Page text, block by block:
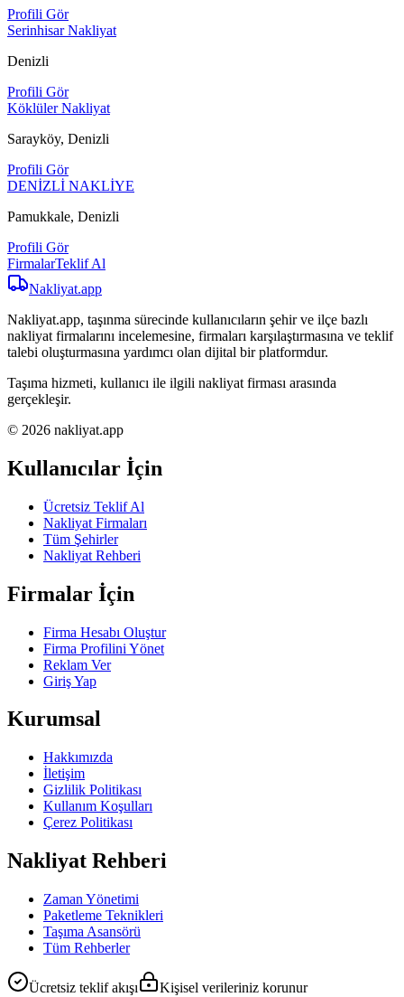
Profili Gör
Serinhisar Nakliyat
Denizli
Profili Gör
Köklüler Nakliyat
Sarayköy, Denizli
Profili Gör
DENİZLİ NAKLİYE
Pamukkale, Denizli
Profili Gör
FirmalarTeklif Al
Nakliyat.app
Nakliyat.app, taşınma sürecinde kullanıcıların şehir ve ilçe bazlı
nakliyat firmalarını incelemesine, firmaları karşılaştırmasına ve teklif
talebi oluşturmasına yardımcı olan dijital bir platformdur.
Taşıma hizmeti, kullanıcı ile ilgili nakliyat firması arasında
gerçekleşir.
© 2026 nakliyat.app
Kullanıcılar İçin
Ücretsiz Teklif Al
Nakliyat Firmaları
Tüm Şehirler
Nakliyat Rehberi
Firmalar İçin
Firma Hesabı Oluştur
Firma Profilini Yönet
Reklam Ver
Giriş Yap
Kurumsal
Hakkımızda
İletişim
Gizlilik Politikası
Kullanım Koşulları
Çerez Politikası
Nakliyat Rehberi
Zaman Yönetimi
Paketleme Teknikleri
Taşıma Asansörü
Tüm Rehberler
Ücretsiz teklif akışı Kişisel verileriniz korunur